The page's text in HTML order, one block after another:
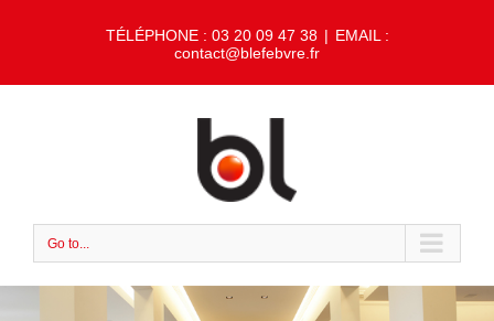
TÉLÉPHONE : 03 20 09 47 38 | EMAIL :
contact@blefebvre.fr
Go to...